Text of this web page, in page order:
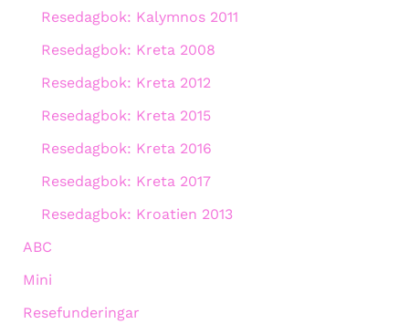
Resedagbok: Kalymnos 2011
Resedagbok: Kreta 2008
Resedagbok: Kreta 2012
Resedagbok: Kreta 2015
Resedagbok: Kreta 2016
Resedagbok: Kreta 2017
Resedagbok: Kroatien 2013
ABC
Mini
Resefunderingar